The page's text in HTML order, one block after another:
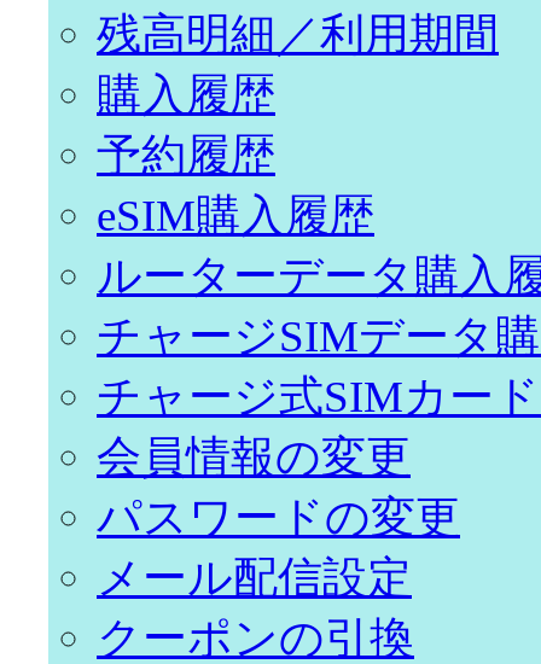
残高明細／利用期間
購入履歴
予約履歴
eSIM購入履歴
ルーターデータ購入
チャージSIMデータ
チャージ式SIMカー
会員情報の変更
パスワードの変更
メール配信設定
クーポンの引換